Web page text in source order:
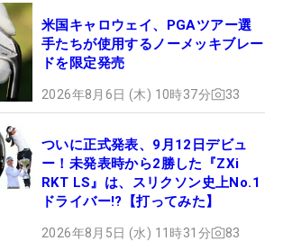
米国キャロウェイ、PGAツアー選
手たちが使用するノーメッキブレー
ドを限定発売
2026年8月6日 (木) 10時37分 33
ついに正式発表、9月12日デビュ
ー！未発表時から2勝した『ZXi
RKT LS』は、スリクソン史上No.1
ドライバー!?【打ってみた】
2026年8月5日 (水) 11時31分 83